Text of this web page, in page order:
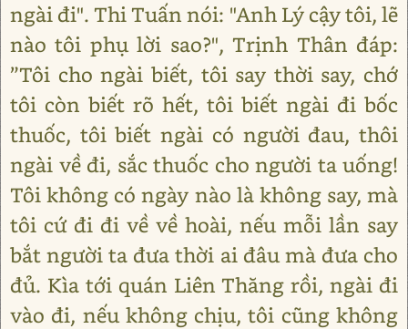
ngài đi". Thi Tuấn nói: "Anh Lý cậy tôi, lẽ
nào tôi phụ lời sao?", Trịnh Thân đáp:
”Tôi cho ngài biết, tôi say thời say, chớ
tôi còn biết rõ hết, tôi biết ngài đi bốc
thuốc, tôi biết ngài có người đau, thôi
ngài về đi, sắc thuốc cho người ta uống!
Tôi không có ngày nào là không say, mà
tôi cứ đi đi về về hoài, nếu mỗi lần say
bắt người ta đưa thời ai đâu mà đưa cho
đủ. Kìa tới quán Liên Thăng rồi, ngài đi
vào đi, nếu không chịu, tôi cũng không